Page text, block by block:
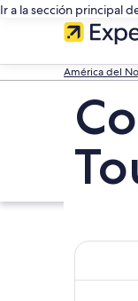
Ir a la sección principal
América del